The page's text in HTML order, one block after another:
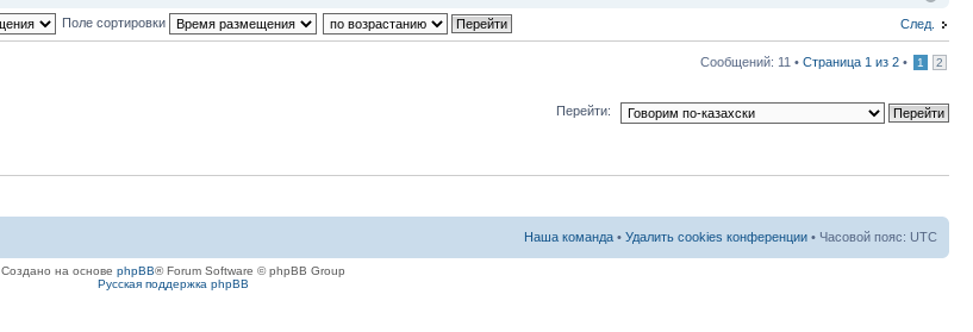
След.
Поле сортировки
Сообщений: 11 • Страница 1 из 2 • 1 2
Перейти:
Наша команда • Удалить cookies конференции • Часовой пояс: UTC
Создано на основе phpBB® Forum Software © phpBB Group
Русская поддержка phpBB